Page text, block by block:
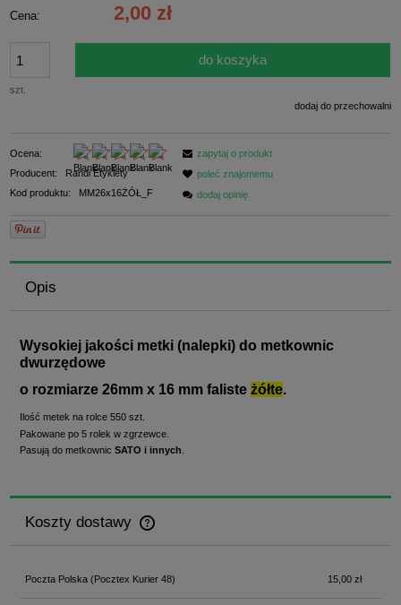
Cena: 2,00 zł
szt.
do koszyka
dodaj do przechowalni
Ocena:
Producent:
Randi Etykiety
Kod produktu:
MM26x16ŻÓŁ_F
zapytaj o produkt
poleć znajomemu
dodaj opinię
Opis
Wysokiej jakości metki (nalepki) do metkownic
dwurzędowe
o rozmiarze 26mm x 16 mm faliste żółte.
Ilość metek na rolce 550 szt.
Pakowane po 5 rolek w zgrzewce.
Pasują do metkownic SATO i innych
Koszty dostawy
Cena nie zawiera ewentualnych kosztów płatności
Poczta Polska(Pocztex Kurier 48) 15,00 zł